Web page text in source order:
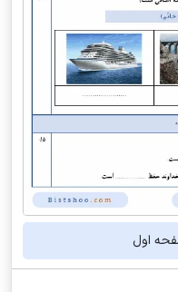
اول